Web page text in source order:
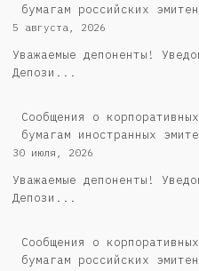
бумагам российских
5 августа, 2026
Уважаемые депоненты!
Депози...
Сообщения о
бумагам иностранных
30 июля, 2026
Уважаемые депоненты!
Депози...
Cообщения о
бумагам российских